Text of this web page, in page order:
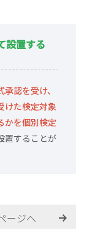
設置する
認を受け、
けた検定対象
かを個別検定
置することが
ージへ